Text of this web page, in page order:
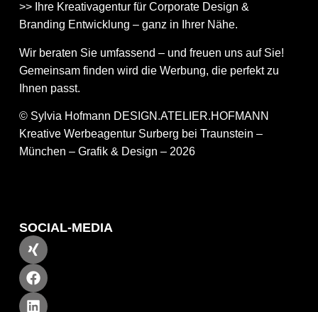
>> Ihre Kreativagentur für Corporate Design &
Branding Entwicklung – ganz in Ihrer Nähe.
Wir beraten Sie umfassend – und freuen uns auf Sie!
Gemeinsam finden wird die Werbung, die perfekt zu
Ihnen passt.
© Sylvia Hofmann DESIGN.ATELIER.HOFMANN
Kreative Werbeagentur Surberg bei Traunstein –
München – Grafik & Design – 2026
SOCIAL-MEDIA